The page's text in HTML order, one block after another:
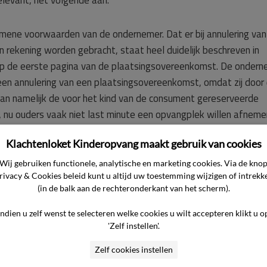
voorwaarden van de ondernemer. Dat er bij annulering
worden gebracht, staat heel duidelijk beschreven in
eerste pagina van de plaatsingsovereenkomst. De
annulering van een plaatsingsovereenkomst, omdat zij door
namelijk de voor het kind van de consument gereserveerde
ouders vaak niet last minute een opvangplek willen
al tegemoet is gekomen door slechts € 299,76 aan
van de € 652,32 aan annuleringskosten waar de
recht op heeft. De ondernemer verzoekt de commissie dan
verklaren.
Klachtenloket Kinderopvang maakt gebruik van cookies
Wij gebruiken functionele, analytische en marketing cookies. Via de knop
& Cookies beleid kunt u altijd uw toestemming wijzigen of
(in de balk aan de rechteronderkant van het scherm).
u zelf wenst te selecteren welke cookies u wilt accepteren klikt u
'Zelf instellen'.
Zelf cookies instellen